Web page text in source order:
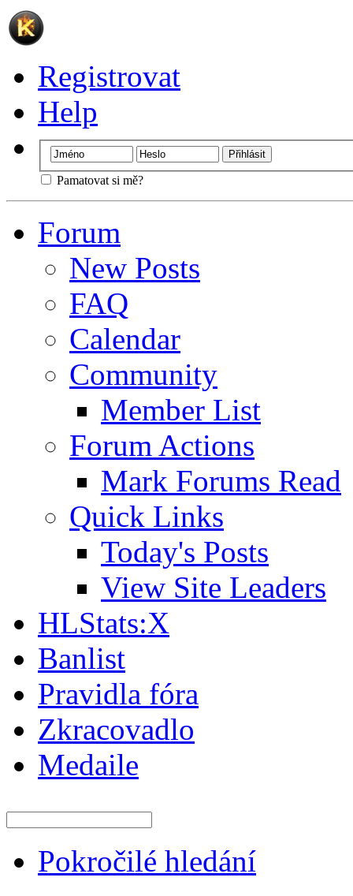
Registrovat
Help
Pamatovat si mě?
Forum
New Posts
FAQ
Calendar
Community
Member List
Forum Actions
Mark Forums Read
Quick Links
Today's Posts
View Site Leaders
HLStats:X
Banlist
Pravidla fóra
Zkracovadlo
Medaile
Pokročilé hledání